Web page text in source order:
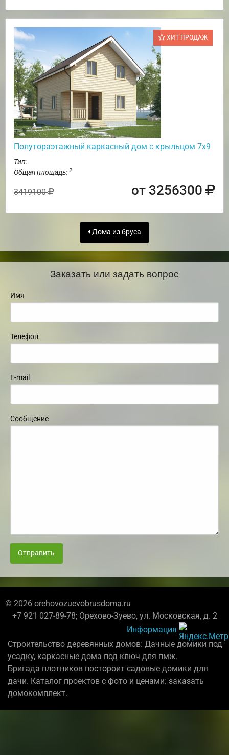
ХИТ ПРОДАЖ
Полутораэтажный каркасный дом с крыльцом 7х9
Тип:
Общая площадь: 2
3419100 от 3256300
Дома из бруса
Заказать или задать вопрос
Имя
Телефон
E-mail
Сообщение
Отправить
© 2026 orehovozuevobrusdoma.ru
+7 921 027-89-78; Орехово-Зуево, ул. Московская, д. 2
Информация
Строительство деревянных домов: Дачные домики под
усадку, каркасные дома под ключ для пмж.
Бригада плотников постороит садовые домики для
дачи. Каталог проектов с фото и ценами: заказать
домокомплект.